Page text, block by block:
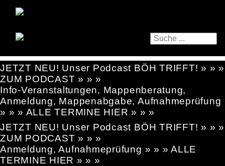
JETZT NEU! Unser Podcast BÖH TRIFFT! » » »
ZUM PODCAST » » »
Info-Veranstaltungen, Mappenberatung,
Anmeldung, Mappenabgabe, Aufnahmeprüfung
» » » ALLE TERMINE HIER » » »
JETZT NEU! Unser Podcast BÖH TRIFFT! » » »
ZUM PODCAST » » »
Anmeldung, Aufnahmeprüfung » » » ALLE
TERMINE HIER » » »